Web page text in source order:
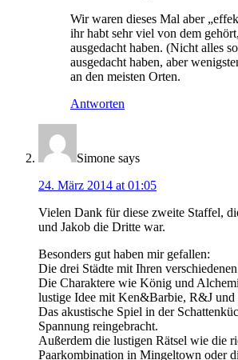
Wir waren dieses Mal aber
ihr habt sehr viel von dem
ausgedacht haben. (Nicht alles
ausgedacht haben, aber
an den meisten Orten.
Antworten
Simone says
24. März 2014 at 01:05
Vielen Dank für diese zweite Staffel,
und Jakob die Dritte war.
Besonders gut haben mir gefallen:
Die drei Städte mit Ihren
Die Charaktere wie König und
lustige Idee mit Ken&Barbie, R&J
Das akustische Spiel in der
Spannung reingebracht.
Außerdem die lustigen Rätsel wie die
Paarkombination in Mingeltown oder